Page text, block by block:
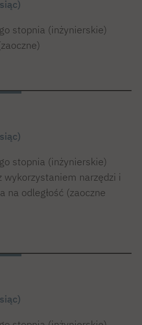
stopnia (inżynierskie)
stopnia (inżynierskie)
wykorzystaniem narzędzi i
na odległość (zaoczne